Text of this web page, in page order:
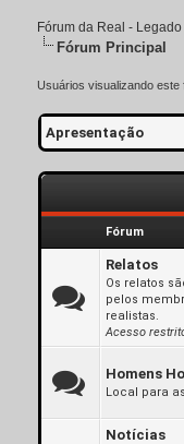
Fórum da Real -
Fórum Principal
Usuários visualizando este
Apresentação
Fórum
Relatos
Os relatos
pelos
realistas.
Acesso
Homens
Local para
Notícias